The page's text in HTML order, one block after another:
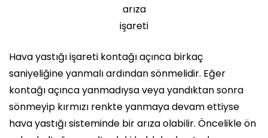
arıza
işareti
Hava yastığı işareti kontağı açınca birkaç
saniyeliğine yanmalı ardından sönmelidir. Eğer
kontağı açınca yanmadıysa veya yandıktan sonra
sönmeyip kırmızı renkte yanmaya devam ettiyse
hava yastığı sisteminde bir arıza olabilir. Öncelikle ön